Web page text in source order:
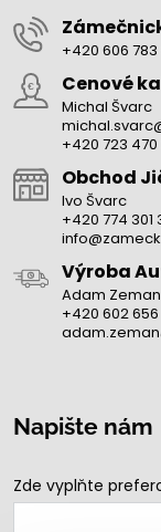
+420 606 783
Cenové
Michal Švarc
+420 723
Obchod
Ivo Švarc
+420 774 301
Výroba
Adam Zeman
+420 602
Napište nám
Zde vyplňte